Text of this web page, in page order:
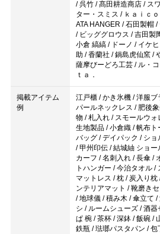
/ 呉竹 / 髙田耕造商店 / ス
ター・スミス / ｋａｉｃ
ATA HANGER / 石田製帽
/ ビッググロウス / 吉田製
小倉 縞縞 / ドーノ / イケ
助 / 香蘭社 / 鍋島虎仙窯 /
薩摩びーどろ工芸 / ル・
ｔａ．
掲載アイテム
例
江戸櫃 / かき氷機 / 洋服
パールネックレス / 肥後
物 / 札入れ / スモールウ
生地製品 / 小倉織 / 帆布
バッグ / デイパック / シ
/ 甲州印伝 / 結城紬 ショ
カーフ / 名刺入れ / 長傘 /
トハンガー / 今治タオル
マットレス / 枕 / 炭入り
ンテリアマット / 靴磨き
/ 地球儀 / 積み木 / 傘立て
シ / ルームシューズ / 酒
ぱ 椀 / 茶杯 / 深鉢 / 飯碗 /
鉄瓶 / 琺瑯パスタパン /